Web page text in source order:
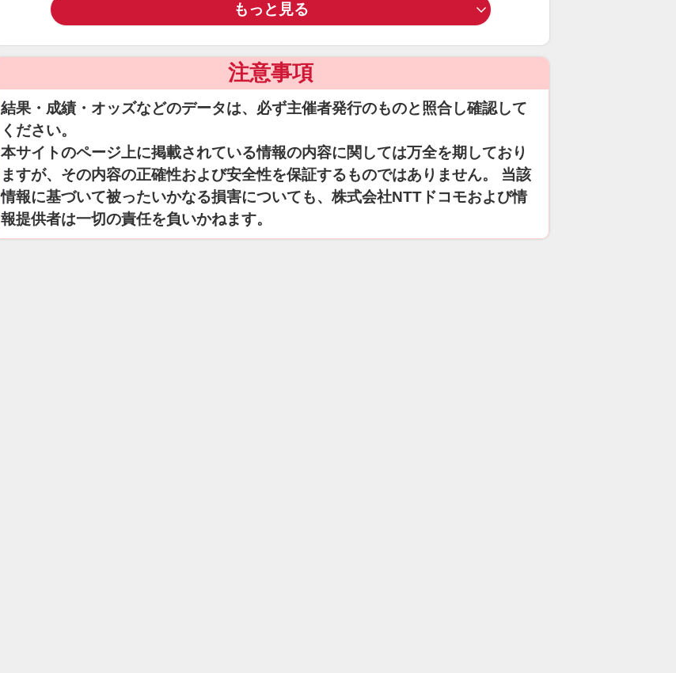
もっと見る
注意事項
結果・成績・オッズなどのデータは、必ず主催者発行のものと照合し確認して
ください。
本サイトのページ上に掲載されている情報の内容に関しては万全を期しており
ますが、その内容の正確性および安全性を保証するものではありません。 当該
情報に基づいて被ったいかなる損害についても、株式会社NTTドコモおよび情
報提供者は一切の責任を負いかねます。